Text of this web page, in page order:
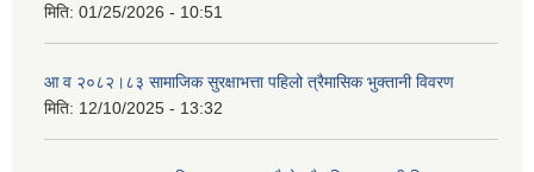
मिति: 01/25/2026 - 10:51
आ व २०८२।८३ सामाजिक सुरक्षाभत्ता पहिलो त्रैमासिक भुक्तानी विवरण
मिति: 12/10/2025 - 13:32